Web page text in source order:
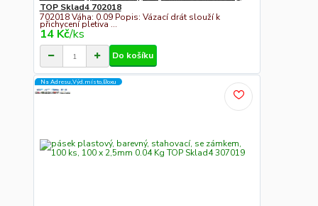
TOP Sklad4 702018
702018 Váha: 0.09 Popis: Vázací drát slouží k
přichycení pletiva ...
14 Kč/ks
Do košíku
Na Adresu,Výd.místo,Boxu